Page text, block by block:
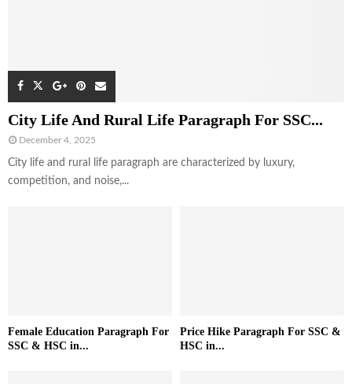
City Life And Rural Life Paragraph For SSC...
December 4, 2025
City life and rural life paragraph are characterized by luxury,
competition, and noise,...
Female Education Paragraph For
SSC & HSC in...
Price Hike Paragraph For SSC &
HSC in...